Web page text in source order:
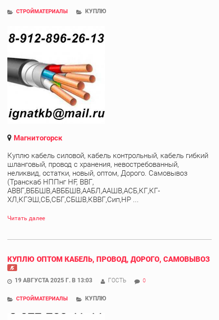
СТРОЙМАТЕРИАЛЫ КУПЛЮ
Магнитогорск
Куплю кабель силовой, кабель контрольный, кабель гибкий
шланговый, провод с хранения, невостребованный,
неликвид, остатки, новый, оптом, Дорого. Самовывоз
(Транскаб НППнг HF, ВВГ,
АВВГ,ВББШВ,АВББШВ,ААБЛ,ААШВ,АСБ,КГ,КГ-
ХЛ,КГЭШ,СБ,СБГ,СБШВ,КВВГ,Сип,НР ...
Читать далее
КУПЛЮ ОПТОМ КАБЕЛЬ, ПРОВОД, ДОРОГО, САМОВЫВОЗ
19 АВГУСТА 2025 Г. В 13:03 ГОСТЬ 0
СТРОЙМАТЕРИАЛЫ КУПЛЮ